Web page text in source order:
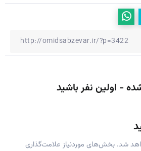
- اولین نفر باشید
شد. بخش‌های موردنیاز علامت‌گذاری